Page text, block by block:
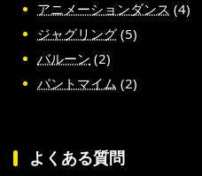
アニメーションダンス (4)
ジャグリング (5)
バルーン (2)
パントマイム (2)
よくある質問